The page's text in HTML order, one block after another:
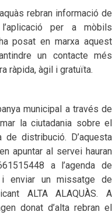
rebran informació de
per a mòbils
ha posat en marxa aquest
un contacte més
ràpida, àgil i gratuïta.
municipal a través de
la ciutadania sobre el
distribució. D’aquesta
apuntar al servei hauran
a l’agenda de
enviar un missatge de
ALTA ALAQUÀS. A
donat d’alta rebran el